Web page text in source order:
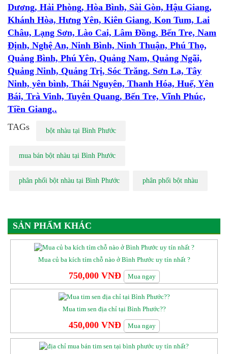
Dương, Hải Phòng, Hòa Bình, Sài Gòn, Hậu Giang,
Khánh Hòa, Hưng Yên, Kiên Giang, Kon Tum, Lai
Châu, Lạng Sơn, Lào Cai, Lâm Đồng, Bến Tre, Nam
Định, Nghệ An, Ninh Bình, Ninh Thuận, Phú Thọ,
Quảng Bình, Phú Yên, Quảng Nam, Quảng Ngãi,
Quảng Ninh, Quảng Trị, Sóc Trăng, Sơn La, Tây
Ninh, yên bình, Thái Nguyên, Thanh Hóa, Huế, Yên
Bái, Trà Vinh, Tuyên Quang, Bến Tre, Vĩnh Phúc,
Tiền Giang..
TAGs
bột nhàu tại Bình Phước
mua bán bột nhàu tại Bình Phước
phân phối bột nhàu tại Bình Phước phân phối bột nhàu
SẢN PHẨM KHÁC
Mua củ ba kích tím chỗ nào ở Bình Phước uy tín nhất ?
750,000 VNĐ Mua ngay
Mua tim sen địa chỉ tại Bình Phước??
450,000 VNĐ Mua ngay